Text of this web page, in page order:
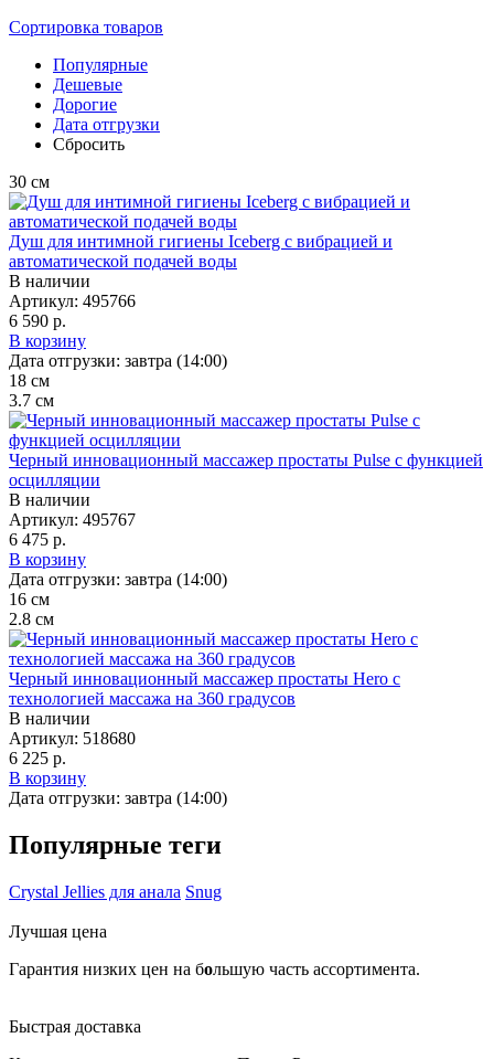
Сортировка товаров
Популярные
Дешевые
Дорогие
Дата отгрузки
Сбросить
30 см
Душ для интимной гигиены Iceberg с вибрацией и
автоматической подачей воды
В наличии
Артикул: 495766
6 590 р.
В корзину
Дата отгрузки: завтра (14:00)
18 см
3.7 см
Черный инновационный масcажер простаты Pulse с функцией
осцилляции
В наличии
Артикул: 495767
6 475 р.
В корзину
Дата отгрузки: завтра (14:00)
16 см
2.8 см
Черный инновационный масcажер простаты Hero с
технологией массажа на 360 градусов
В наличии
Артикул: 518680
6 225 р.
В корзину
Дата отгрузки: завтра (14:00)
Популярные теги
Crystal Jellies для анала Snug
Лучшая цена
Гарантия низких цен на большую часть ассортимента.
Быстрая доставка